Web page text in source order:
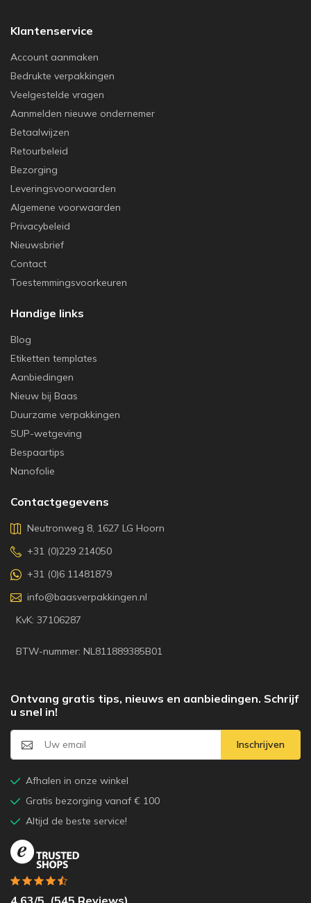
Klantenservice
Account aanmaken
Bedrukte verpakkingen
Veelgestelde vragen
Aanmelden nieuwe ondernemer
Betaalwijzen
Retourbeleid
Bezorging
Leveringsvoorwaarden
Algemene voorwaarden
Privacybeleid
Nieuwsbrief
Contact
Toestemmingsvoorkeuren
Handige links
Blog
Etiketten templates
Aanbiedingen
Nieuw bij Baas
Duurzame verpakkingen
SUP-wetgeving
Bespaartips
Nanofolie
Contactgegevens
Neutronweg 8, 1627 LG Hoorn
+31 (0)229 214050
+31 (0)6 11481879
info@baasverpakkingen.nl
KvK: 37106287
BTW-nummer: NL811889385B01
Ontvang gratis tips, nieuws en aanbiedingen. Schrijf
u snel in!
Inschrijven
Afhalen in onze winkel
Gratis bezorging vanaf € 100
Altijd de beste service!
4.63/5 (545 Reviews)